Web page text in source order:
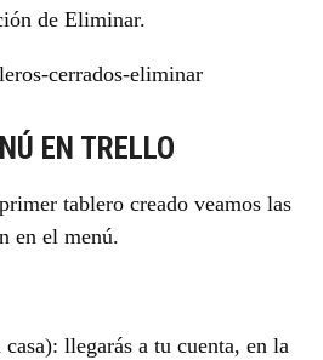
de Eliminar.
EN TRELLO
tablero creado veamos las
en el menú.
llegarás a tu cuenta, en la